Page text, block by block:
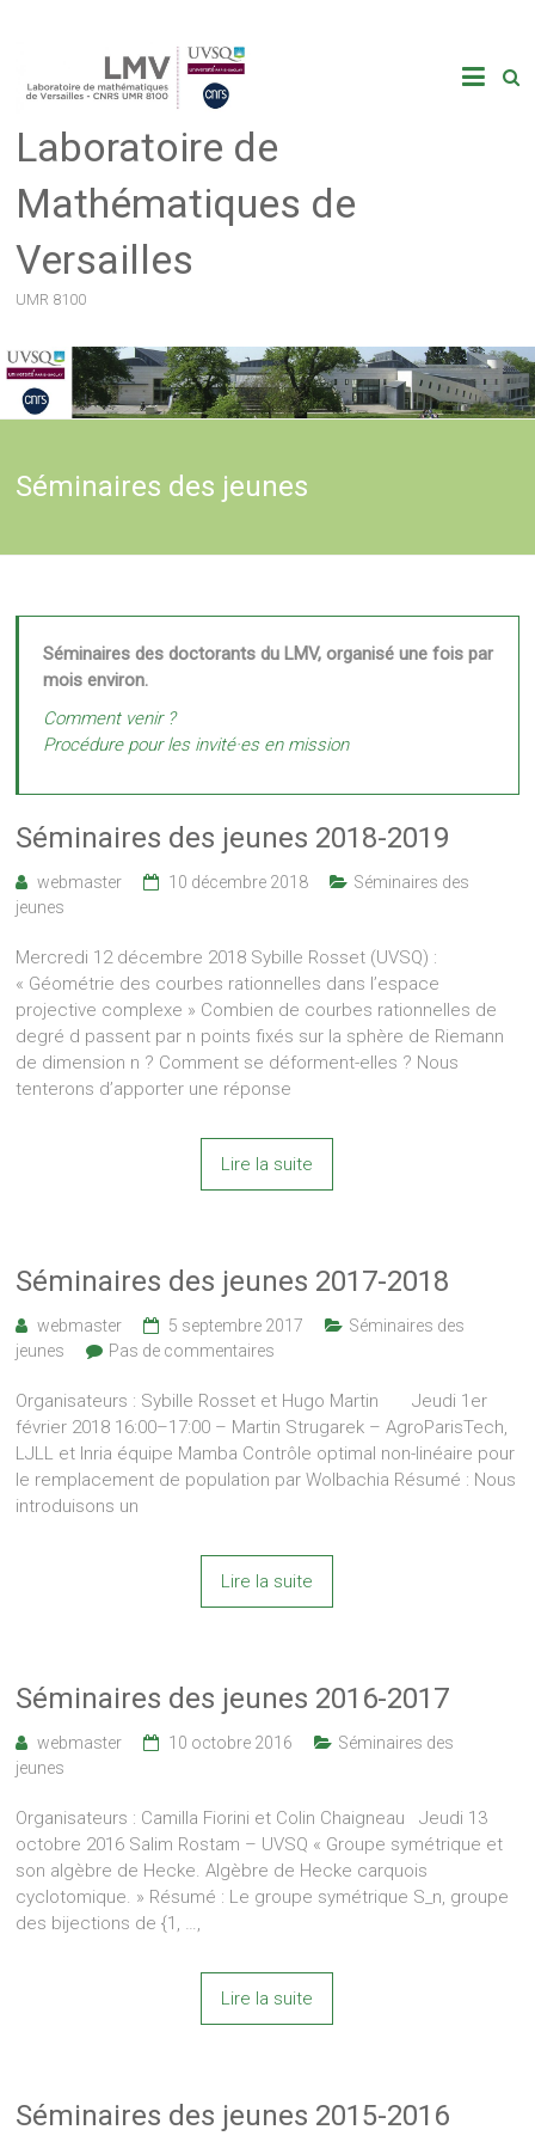
Laboratoire de
Mathématiques de
Versailles
UMR 8100
Séminaires des jeunes
Séminaires des doctorants du LMV, organisé une fois par
mois environ.
Comment venir ?
Procédure pour les invité·es en mission
Séminaires des jeunes 2018-2019
webmaster 10 décembre 2018
Séminaires des
jeunes
Mercredi 12 décembre 2018 Sybille Rosset (UVSQ) :
« Géométrie des courbes rationnelles dans l’espace
projective complexe » Combien de courbes rationnelles de
degré d passent par n points fixés sur la sphère de Riemann
de dimension n ? Comment se déforment-elles ? Nous
tenterons d’apporter une réponse
Lire la suite
Séminaires des jeunes 2017-2018
webmaster 5 septembre 2017
Séminaires des
jeunes
Pas de commentaires
Organisateurs : Sybille Rosset et Hugo Martin Jeudi 1er
février 2018 16:00–17:00 – Martin Strugarek – AgroParisTech,
LJLL et Inria équipe Mamba Contrôle optimal non-linéaire pour
le remplacement de population par Wolbachia Résumé : Nous
introduisons un
Lire la suite
Séminaires des jeunes 2016-2017
webmaster 10 octobre 2016
Séminaires des
jeunes
Organisateurs : Camilla Fiorini et Colin Chaigneau Jeudi 13
octobre 2016 Salim Rostam – UVSQ « Groupe symétrique et
son algèbre de Hecke. Algèbre de Hecke carquois
cyclotomique. » Résumé : Le groupe symétrique S_n, groupe
des bijections de {1, …,
Lire la suite
Séminaires des jeunes 2015-2016